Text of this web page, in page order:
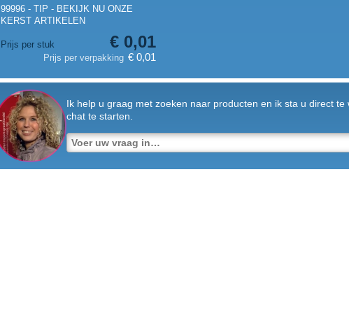
99996 - TIP - BEKIJK NU ONZE
KERST ARTIKELEN
Prijs per stuk € 0,01
Prijs per verpakking € 0,01
Ik help u graag met zoeken naar producten en ik sta u direct
chat te starten.